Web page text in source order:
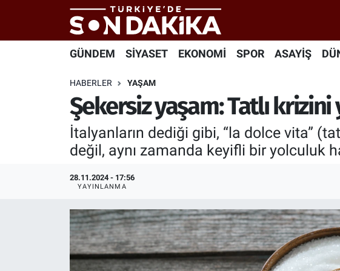
GÜNDEM SİYASET EKONOMİ SPOR ASAYİŞ
HABERLER YAŞAM
Şekersiz yaşam: Tatlı
İtalyanların dediği gibi, “la dolce vita”
değil, aynı zamanda keyifli bir yolculuk
28.11.2024 - 17:56
YAYINLANMA
Hava Durumu
Trafik Durumu
Süper Lig Puan Durumu ve Fikstür
Tüm Manşetler